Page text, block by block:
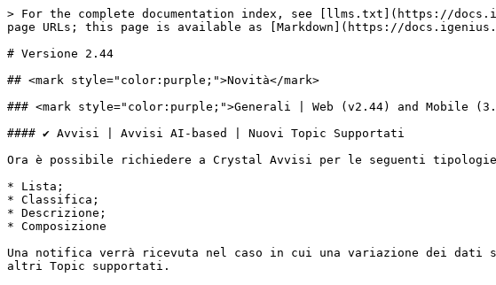
> For the complete documentation index, see [llms.txt](https://
page URLs; this page is available as [Markdown](https://
# Versione 2.44
## <mark style="color:purple;">Novità</mark>
### <mark style="color:purple;">Generali | Web (v2.44) and Mobile
#### ✔️ Avvisi | Avvisi AI-based | Nuovi Topic Supportati
Ora è possibile richiedere a Crystal Avvisi per le seguenti tipologie
* Lista;
* Classifica;
* Descrizione;
* Composizione
Una notifica verrà ricevuta nel caso in cui una variazione dei dati
altri Topic supportati.